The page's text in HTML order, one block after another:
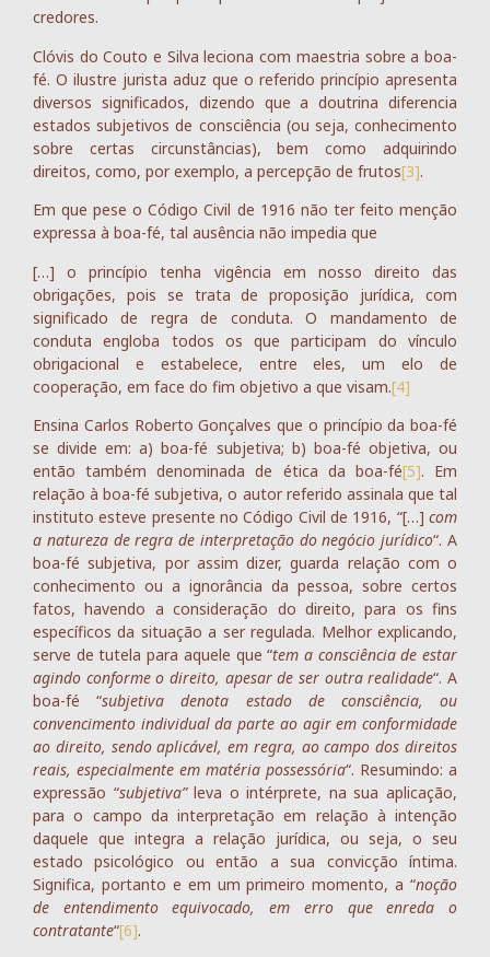
credores.
Clóvis do Couto e Silva leciona com maestria sobre a boa-
fé. O ilustre jurista aduz que o referido princípio apresenta
diversos significados, dizendo que a doutrina diferencia
estados subjetivos de consciência (ou seja, conhecimento
sobre certas circunstâncias), bem como adquirindo
direitos, como, por exemplo, a percepção de frutos[3].
Em que pese o Código Civil de 1916 não ter feito menção
expressa à boa-fé, tal ausência não impedia que
[…] o princípio tenha vigência em nosso direito das
obrigações, pois se trata de proposição jurídica, com
significado de regra de conduta. O mandamento de
conduta engloba todos os que participam do vínculo
obrigacional e estabelece, entre eles, um elo de
cooperação, em face do fim objetivo a que visam.[4]
Ensina Carlos Roberto Gonçalves que o princípio da boa-fé
se divide em: a) boa-fé subjetiva; b) boa-fé objetiva, ou
então também denominada de ética da boa-fé[5]. Em
relação à boa-fé subjetiva, o autor referido assinala que tal
instituto esteve presente no Código Civil de 1916, “[…] com
a natureza de regra de interpretação do negócio jurídico“. A
boa-fé subjetiva, por assim dizer, guarda relação com o
conhecimento ou a ignorância da pessoa, sobre certos
fatos, havendo a consideração do direito, para os fins
específicos da situação a ser regulada. Melhor explicando,
serve de tutela para aquele que “tem a consciência de estar
agindo conforme o direito, apesar de ser outra realidade“. A
boa-fé “subjetiva denota estado de consciência, ou
convencimento individual da parte ao agir em conformidade
ao direito, sendo aplicável, em regra, ao campo dos direitos
reais, especialmente em matéria possessória“. Resumindo: a
expressão “subjetiva”leva o intérprete, na sua aplicação,
para o campo da interpretação em relação à intenção
daquele que integra a relação jurídica, ou seja, o seu
estado psicológico ou então a sua convicção íntima.
Significa, portanto e em um primeiro momento, a “noção
de entendimento equivocado, em erro que enreda o
contratante“[6].